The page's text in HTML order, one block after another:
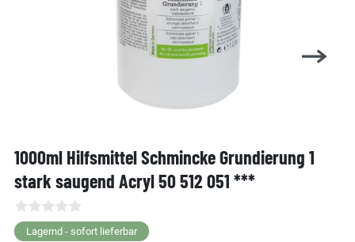
1000ml Hilfsmittel Schmincke Grundierung 1
stark saugend Acryl 50 512 051 ***
Lagernd - sofort lieferbar